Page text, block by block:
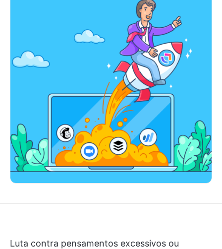
Luta contra pensamentos excessivos ou